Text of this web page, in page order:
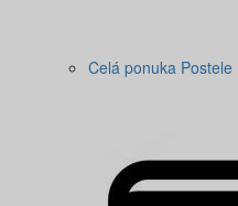
Celá ponuka Postele